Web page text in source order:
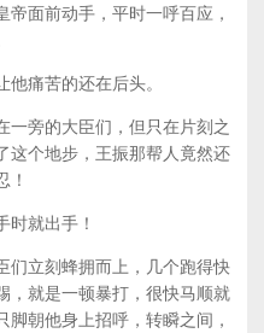
面前动手，平时一呼百应，
痛苦的还在后头。
旁的大臣们，但只在片刻之
这个地步，王振那帮人竟然还
！
就出手！
立刻蜂拥而上，几个跑得快
，就是一顿暴打，很快马顺就
朝他身上招呼，转瞬之间，